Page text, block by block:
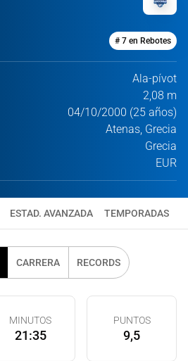
# 7 en Rebotes
Ala-pívot
2,08 m
04/10/2000 (25 años)
Atenas, Grecia
Grecia
EUR
ESTAD. AVANZADA TEMPORADAS
CARRERA RECORDS
MINUTOS
21:35
PUNTOS
9,5